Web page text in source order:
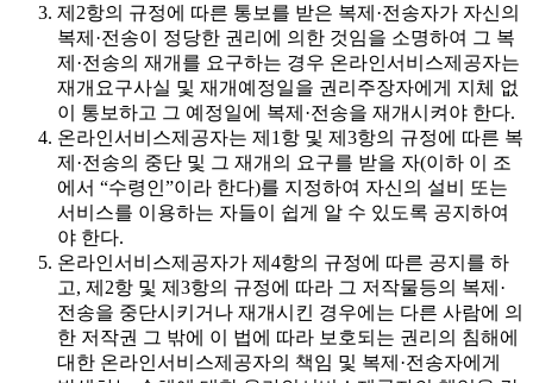
제2항의 규정에 따른 통보를 받은 복제·전송자가 자신의
복제·전송이 정당한 권리에 의한 것임을 소명하여 그 복
제·전송의 재개를 요구하는 경우 온라인서비스제공자는
재개요구사실 및 재개예정일을 권리주장자에게 지체 없
이 통보하고 그 예정일에 복제·전송을 재개시켜야 한다.
온라인서비스제공자는 제1항 및 제3항의 규정에 따른 복
제·전송의 중단 및 그 재개의 요구를 받을 자(이하 이 조
에서 “수령인”이라 한다)를 지정하여 자신의 설비 또는
서비스를 이용하는 자들이 쉽게 알 수 있도록 공지하여
야 한다.
온라인서비스제공자가 제4항의 규정에 따른 공지를 하
고, 제2항 및 제3항의 규정에 따라 그 저작물등의 복제·
전송을 중단시키거나 재개시킨 경우에는 다른 사람에 의
한 저작권 그 밖에 이 법에 따라 보호되는 권리의 침해에
대한 온라인서비스제공자의 책임 및 복제·전송자에게